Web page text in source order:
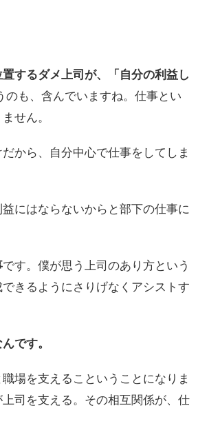
するダメ上司が、「自分の利益し
のも、含んでいますね。仕事とい
せん。
から、自分中心で仕事をしてしま
にはならないからと部下の仕事に
です。僕が思う上司のあり方という
きるようにさりげなくアシストす
です。
場を支えるこということになりま
司を支える。その相互関係が、仕